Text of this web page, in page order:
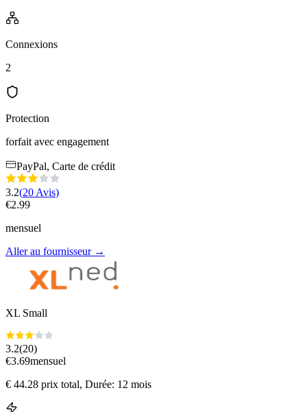
Connexions
2
Protection
forfait avec engagement
PayPal, Carte de crédit
3.2(20 Avis)
€2.99
mensuel
Aller au fournisseur→
XL Small
3.2(20)
€3.69mensuel
€ 44.28 prix total, Durée: 12 mois